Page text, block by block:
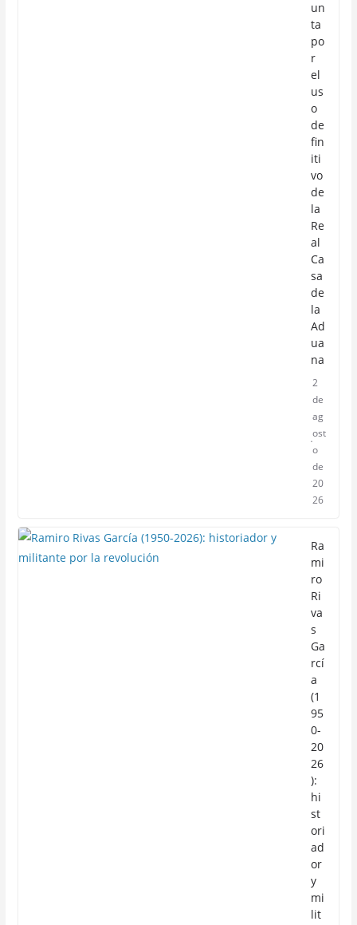
un
ta
po
r
el
us
o
de
fin
iti
vo
de
la
Re
al
Ca
sa
de
la
Ad
ua
na
2
de
ag
ost
o
de
20
26
Ra
mi
ro
Ri
va
s
Ga
rcí
a
(1
95
0-
20
26
):
hi
st
ori
ad
or
y
mi
lit